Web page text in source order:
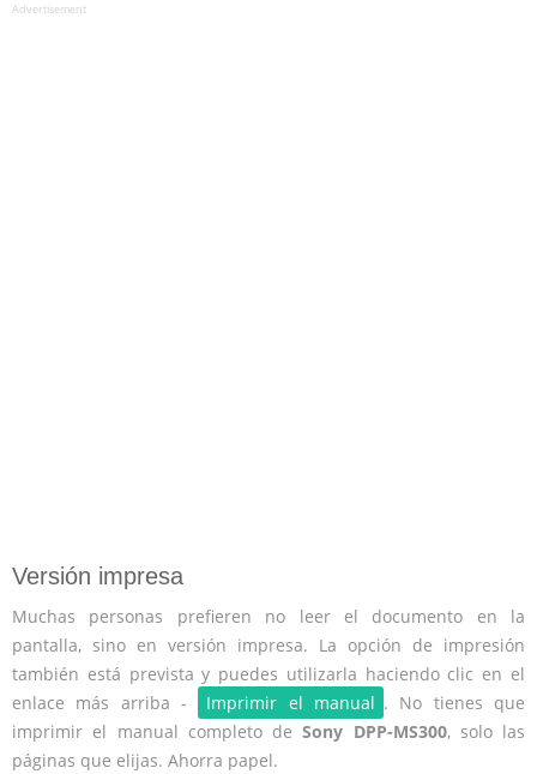
Advertisement
Versión impresa
Muchas personas prefieren no leer el documento en la
pantalla, sino en versión impresa. La opción de impresión
también está prevista y puedes utilizarla haciendo clic en el
enlace más arriba -
Imprimir el manual . No tienes que
imprimir el manual completo deSony DPP-MS300, solo las
páginas que elijas. Ahorra papel.